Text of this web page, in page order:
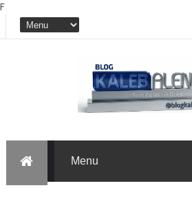
F